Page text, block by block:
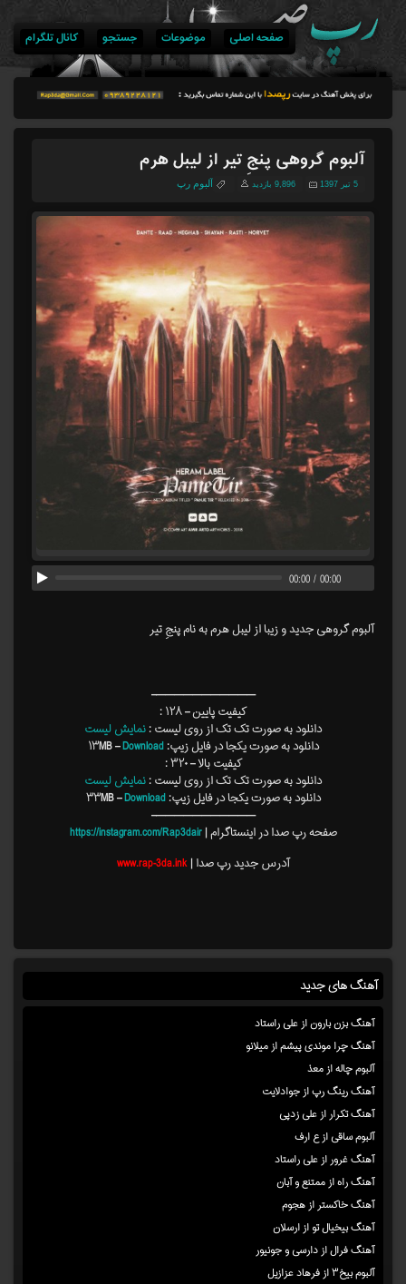
صفحه اصلی موضوعات جستجو کانال تلگرام
آلبوم گروهی پنجِ تیر از لیبل هرم
5 تیر 1397 9,896 بازدید آلبوم رپ
00:00/00:00
آلبوم گروهی جدید و زیبا از لیبل هرم به نام پنجِ تیر
———————————–
کیفیت پایین – ۱۲۸ :
دانلود به صورت تک تک از روی لیست :نمایش لیست
دانلود به صورت یکجا در فایل زیپ: ۱۳MB –Download
کیفیت بالا – ۳۲۰ :
دانلود به صورت تک تک از روی لیست :نمایش لیست
دانلود به صورت یکجا در فایل زیپ: ۳۳MB –Download
———————————–
صفحه رپ صدا در اینستاگرام |https://instagram.com/Rap3dair
آدرس جدید رپ صدا |www.rap-3da.ink
آهنگ های جدید
آهنگ بزن بارون از علی راستاد
آهنگ چرا موندی پیشم از میلانو
آلبوم چاله از معذ
آهنگ رینگ رپ از جوادلایت
آهنگ تکرار از علی زدپی
آلبوم ساقی از ع ارف
آهنگ غرور از علی راستاد
آهنگ راه از ممتنع و آبان
آهنگ خاکستر از هجوم
آهنگ بیخیال تو از ارسلان
آهنگ فرال از دارسی و جونیور
آلبوم بیخ۳ از فرهاد عزازیل